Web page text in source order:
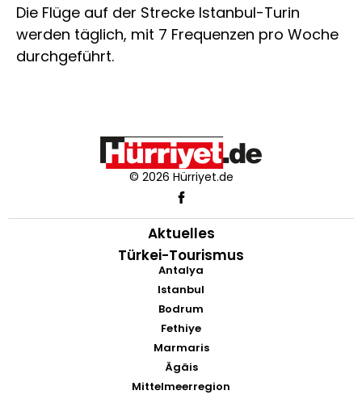
Die Flüge auf der Strecke Istanbul-Turin
werden täglich, mit 7 Frequenzen pro Woche
durchgeführt.
© 2026 Hürriyet.de
Aktuelles
Türkei-Tourismus
Antalya
Istanbul
Bodrum
Fethiye
Marmaris
Ägäis
Mittelmeerregion